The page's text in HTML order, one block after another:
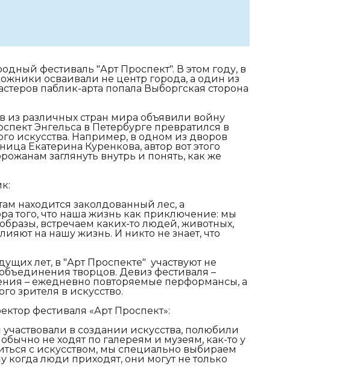
фестиваль "Арт Проспект". В этом году, в
осваивали не центр города, а один из
паблик-арта попала Выборгская сторона
из различных стран мира объявили войну
Энгельса в Петербурге превратился в
искусства. Например, в одном из дворов
Екатерина Куренкова, автор вот этого
заглянуть внутрь и понять, как же
находится заколдованный лес, а
того, что наша жизнь как приключение: мы
встречаем каких-то людей, животных,
на нашу жизнь. И никто не знает, что
лет, в "Арт Проспекте" участвуют не
творцов. Девиз фестиваля –
– ежедневно повторяемые перформансы, а
зрителя в искусство.
фестиваля «Арт Проспект»:
в создании искусства, полюбили
не ходят по галереям и музеям, как-то у
с искусством, мы специально выбираем
когда люди приходят, они могут не только